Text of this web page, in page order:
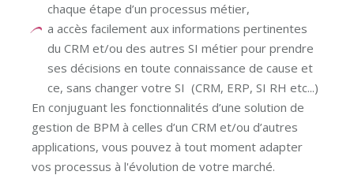
chaque étape d’un processus métier,
a accès facilement aux informations pertinentes
du CRM et/ou des autres SI métier pour prendre
ses décisions en toute connaissance de cause et
ce, sans changer votre SI (CRM, ERP, SI RH etc...)
En conjuguant les fonctionnalités d’une solution de
gestion de BPM à celles d’un CRM et/ou d’autres
applications, vous pouvez à tout moment adapter
vos processus à l'évolution de votre marché.